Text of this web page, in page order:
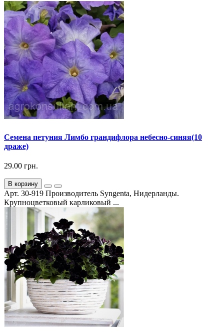
Семена петуния Лимбо грандифлора небесно-синяя(10
драже)
29.00 грн.
В корзину
Арт. 30-919 Производитель Syngenta, Нидерланды.
Крупноцветковый карликовый ...